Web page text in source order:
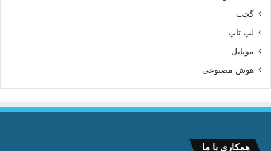
گجت
لپ تاپ
موبایل
هوش مصنوعی
همکاری با ما